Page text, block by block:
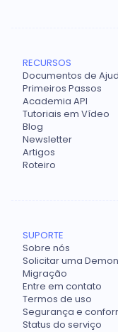
RECURSOS
Documentos de
Primeiros Passos
Academia API
Tutoriais em Vídeo
Blog
Newsletter
Artigos
Roteiro
SUPORTE
Sobre nós
Solicitar uma
Migração
Entre em contato
Termos de uso
Segurança e
Status do serviço